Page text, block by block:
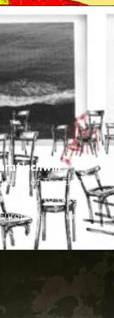
of The Eighth
you to take a
Culture.
feast table,
It is the place